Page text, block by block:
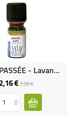
DATE DÉPASSÉE - Lavande Aspic - Huile Essentielle Bio & Équitable
2,16 €Prix
de
base
7,20 €Prix